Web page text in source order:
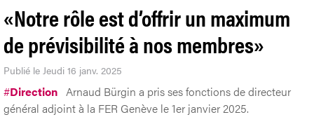
«Notre rôle est d’offrir un maximum
de prévisibilité à nos membres»
Publié le Jeudi 16 janv. 2025
#Direction Arnaud Bürgin a pris ses fonctions de directeur
général adjoint à la FER Genève le 1er janvier 2025.